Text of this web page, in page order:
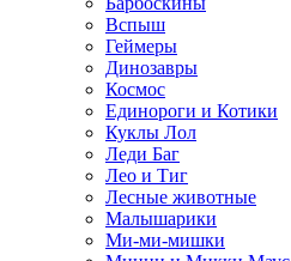
Вспыш
Геймеры
Динозавры
Космос
Единороги и Котики
Куклы Лол
Леди Баг
Лео и Тиг
Лесные животные
Малышарики
Ми-ми-мишки